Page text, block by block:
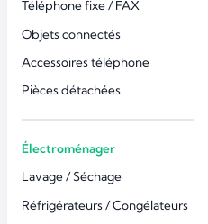
Téléphone fixe / FAX
Objets connectés
Accessoires téléphone
Pièces détachées
Électroménager
Lavage / Séchage
Réfrigérateurs / Congélateurs